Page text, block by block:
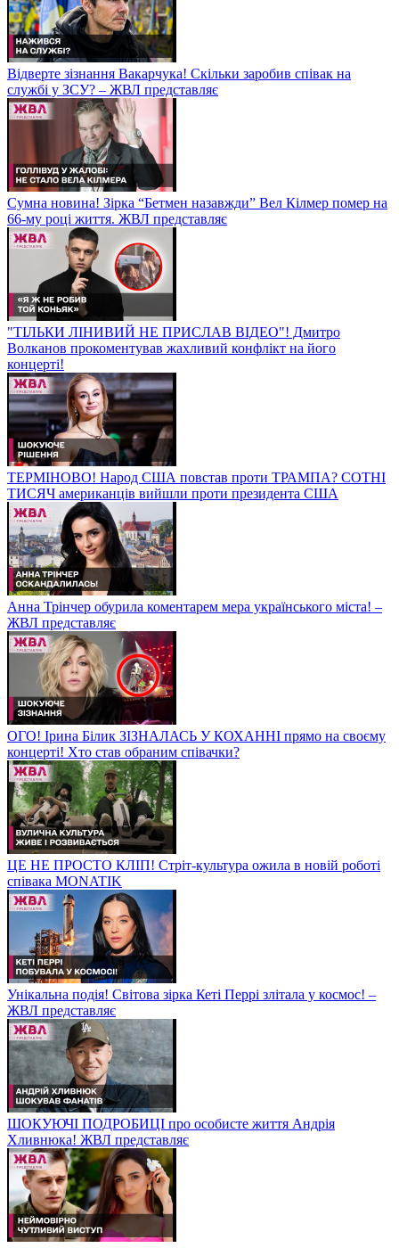
Відверте зізнання Вакарчука! Скільки заробив співак на
службі у ЗСУ? – ЖВЛ представляє
Сумна новина! Зірка “Бетмен назавжди” Вел Кілмер помер на
66-му році життя. ЖВЛ представляє
"ТІЛЬКИ ЛІНИВИЙ НЕ ПРИСЛАВ ВІДЕО"! Дмитро
Волканов прокоментував жахливий конфлікт на його
концерті!
ТЕРМІНОВО! Народ США повстав проти ТРАМПА? СОТНІ
ТИСЯЧ американців вийшли проти президента США
Анна Трінчер обурила коментарем мера українського міста! –
ЖВЛ представляє
ОГО! Ірина Білик ЗІЗНАЛАСЬ У КОХАННІ прямо на своєму
концерті! Хто став обраним співачки?
ЦЕ НЕ ПРОСТО КЛІП! Стріт-культура ожила в новій роботі
співака MONATIK
Унікальна подія! Світова зірка Кеті Перрі злітала у космос! –
ЖВЛ представляє
ШОКУЮЧІ ПОДРОБИЦІ про особисте життя Андрія
Хливнюка! ЖВЛ представляє